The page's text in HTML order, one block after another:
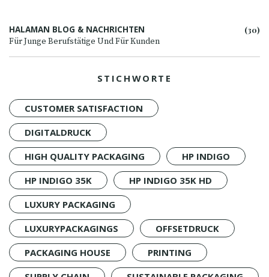
HALAMAN BLOG & NACHRICHTEN
Für Junge Berufstätige Und Für Kunden
(30)
STICHWORTE
CUSTOMER SATISFACTION
DIGITALDRUCK
HIGH QUALITY PACKAGING
HP INDIGO
HP INDIGO 35K
HP INDIGO 35K HD
LUXURY PACKAGING
LUXURYPACKAGINGS
OFFSETDRUCK
PACKAGING HOUSE
PRINTING